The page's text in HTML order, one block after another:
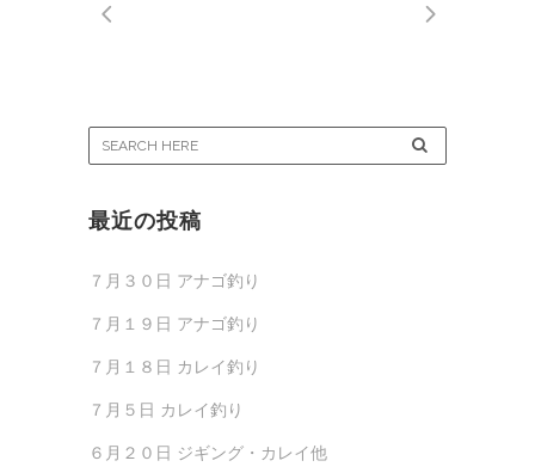
最近の投稿
７月３０日 アナゴ釣り
７月１９日 アナゴ釣り
７月１８日 カレイ釣り
７月５日 カレイ釣り
６月２０日 ジギング・カレイ他